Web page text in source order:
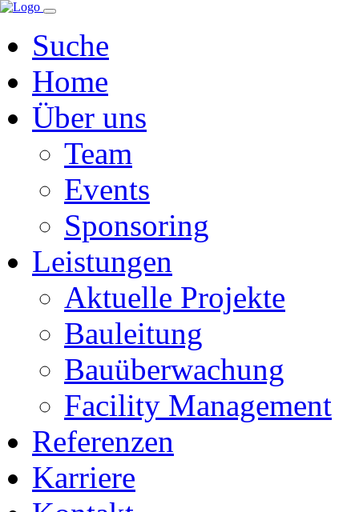
Navigation
Suche
Home
Über uns
Team
Events
Sponsoring
Leistungen
Aktuelle Projekte
Bauleitung
Bauüberwachung
Facility Management
Referenzen
Karriere